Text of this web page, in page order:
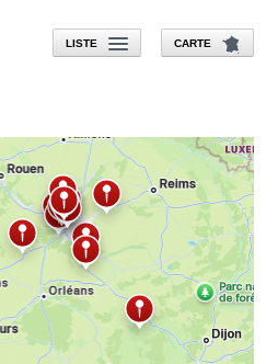
LISTE CARTE